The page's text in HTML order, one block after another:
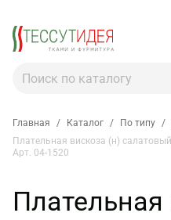
Главная / Каталог / По типу /
Плательная вискоза (н)
Арт. 04-1520
Плательная